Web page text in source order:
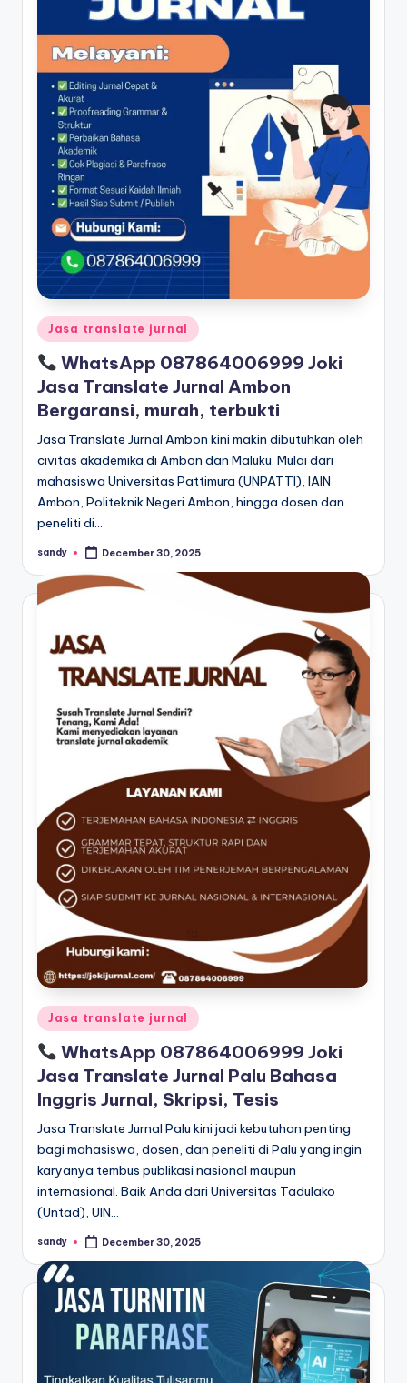
Posted
in
Jasa translate jurnal
WhatsApp 087864006999 Joki
Jasa Translate Jurnal Ambon
Bergaransi, murah, terbukti
Jasa Translate Jurnal Ambon kini makin dibutuhkan oleh
civitas akademika di Ambon dan Maluku. Mulai dari
mahasiswa Universitas Pattimura (UNPATTI), IAIN
Ambon, Politeknik Negeri Ambon, hingga dosen dan
peneliti di…
Posted
sandy December 30, 2025
Posted
in
Jasa translate jurnal
WhatsApp 087864006999 Joki
Jasa Translate Jurnal Palu Bahasa
Inggris Jurnal, Skripsi, Tesis
Jasa Translate Jurnal Palu kini jadi kebutuhan penting
bagi mahasiswa, dosen, dan peneliti di Palu yang ingin
karyanya tembus publikasi nasional maupun
internasional. Baik Anda dari Universitas Tadulako
(Untad), UIN…
Posted
sandy December 30, 2025